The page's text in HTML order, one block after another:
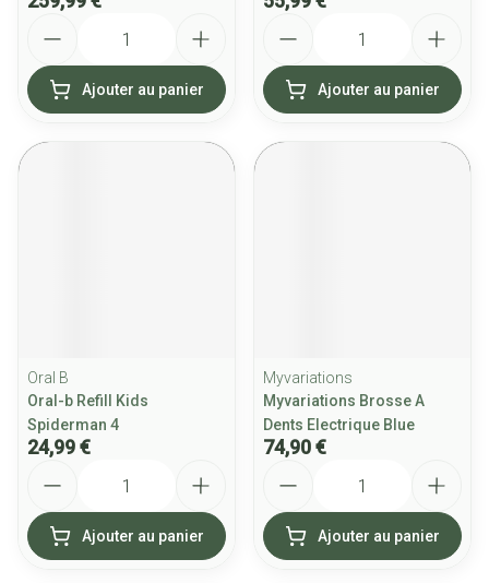
Ajouter au panier Ajouter au panier
Oral B
Oral-b Refill Kids
Spiderman 4
24,99 €
Ajouter au panier
Myvariations
Myvariations Brosse A
Dents Electrique Blue
74,90 €
Ajouter au panier